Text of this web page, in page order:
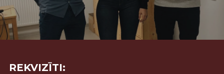
REKVIZĪTI: